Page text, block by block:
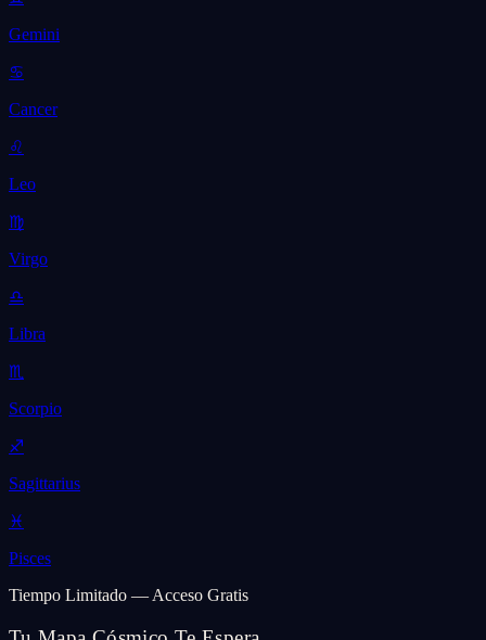
Gemini
♋
Cancer
♌
Leo
♍
Virgo
♎
Libra
♏
Scorpio
♐
Sagittarius
♓
Pisces
Tiempo Limitado — Acceso Gratis